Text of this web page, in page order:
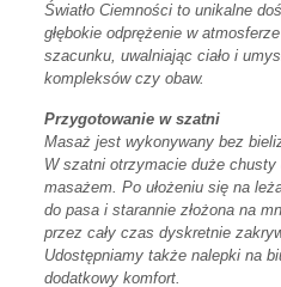
Światło Ciemności to unikalne
głębokie odprężenie w
szacunku, uwalniając ciało i
kompleksów czy obaw.
Przygotowanie w szatni
Masaż jest wykonywany bez
W szatni otrzymacie duże chusty
masażem. Po ułożeniu się na
do pasa i starannie złożona na
przez cały czas dyskretnie
Udostępniamy także nalepki na
dodatkowy komfort.